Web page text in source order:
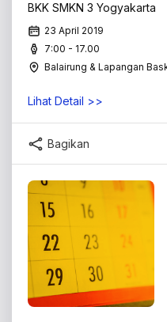
BKK SMKN 3 Yogyakarta
23 April 2019
7:00 - 17.00
Balairung & Lapangan
Lihat Detail >>
Bagikan